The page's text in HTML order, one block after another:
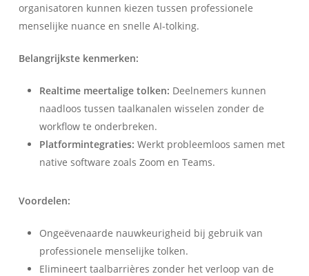
organisatoren kunnen kiezen tussen professionele
menselijke nuance en snelle AI-tolking.
Belangrijkste kenmerken:
Realtime meertalige tolken: Deelnemers kunnen
naadloos tussen taalkanalen wisselen zonder de
workflow te onderbreken.
Platformintegraties: Werkt probleemloos samen met
native software zoals Zoom en Teams.
Voordelen:
Ongeëvenaarde nauwkeurigheid bij gebruik van
professionele menselijke tolken.
Elimineert taalbarrières zonder het verloop van de